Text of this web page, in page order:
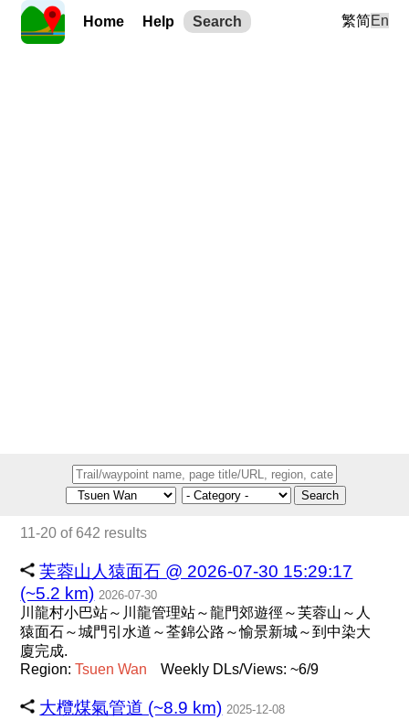
Home Help Search 繁简En
Search
11-20 of 642 results
芙蓉山人猿面石 @ 2026-07-30 15:29:17
(~5.2 km) 2026-07-30
川龍村小巴站～川龍管理站～龍門郊遊徑～芙蓉山～人
猿面石～城門引水道～荃錦公路～愉景新城～到中染大
廈完成.
Region:Tsuen Wan Weekly DLs/Views: ~6/9
大欖煤氣管道 (~8.9 km) 2025-12-08